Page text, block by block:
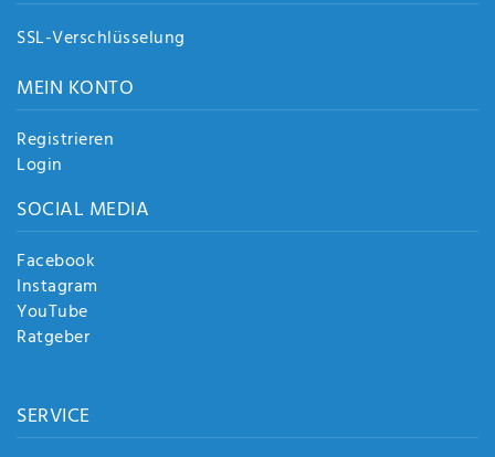
SSL-Verschlüsselung
MEIN KONTO
Registrieren
Login
SOCIAL MEDIA
Facebook
Instagram
YouTube
Ratgeber
SERVICE